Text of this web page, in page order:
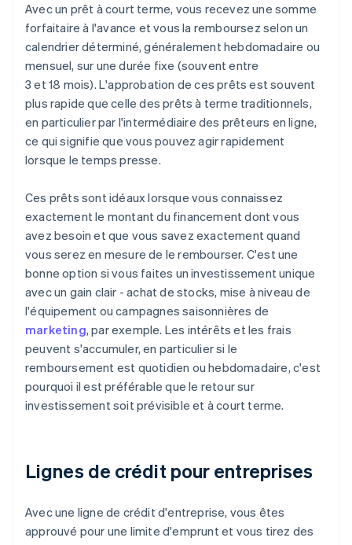
Avec un prêt à court terme, vous recevez une somme
forfaitaire à l'avance et vous la remboursez selon un
calendrier déterminé, généralement hebdomadaire ou
mensuel, sur une durée fixe (souvent entre
3 et 18 mois). L'approbation de ces prêts est souvent
plus rapide que celle des prêts à terme traditionnels,
en particulier par l'intermédiaire des prêteurs en ligne,
ce qui signifie que vous pouvez agir rapidement
lorsque le temps presse.
Ces prêts sont idéaux lorsque vous connaissez
exactement le montant du financement dont vous
avez besoin et que vous savez exactement quand
vous serez en mesure de le rembourser. C'est une
bonne option si vous faites un investissement unique
avec un gain clair - achat de stocks, mise à niveau de
l'équipement ou campagnes saisonnières de
marketing, par exemple. Les intérêts et les frais
peuvent s'accumuler, en particulier si le
remboursement est quotidien ou hebdomadaire, c'est
pourquoi il est préférable que le retour sur
investissement soit prévisible et à court terme.
Lignes de crédit pour entreprises
Avec une ligne de crédit d'entreprise, vous êtes
approuvé pour une limite d'emprunt et vous tirez des